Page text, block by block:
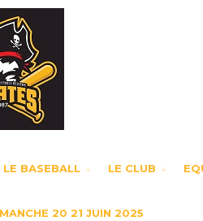
LE BASEBALL LE CLUB
20 21 JUIN 2025